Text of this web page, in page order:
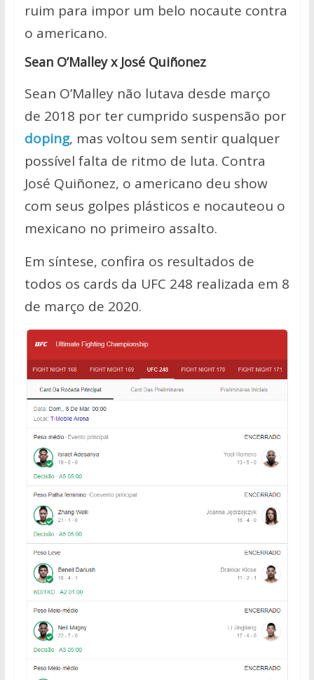
ruim para impor um belo nocaute contra
o americano.
Sean O’Malley x José Quiñonez
Sean O’Malley não lutava desde março
de 2018 por ter cumprido suspensão por
doping, mas voltou sem sentir qualquer
possível falta de ritmo de luta. Contra
José Quiñonez, o americano deu show
com seus golpes plásticos e nocauteou o
mexicano no primeiro assalto.
Em síntese, confira os resultados de
todos os cards da UFC 248 realizada em 8
de março de 2020.